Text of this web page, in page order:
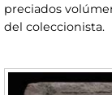
preciados
del coleccionista.